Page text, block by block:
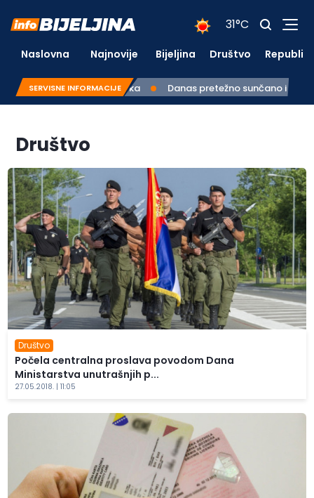
31°C
Naslovna Najnovije Bijeljina Društvo
SERVISNE INFORMACIJE
Društvo
Društvo
Počela centralna proslava povodom Dana
Ministarstva unutrašnjih p...
27.05.2018. | 11:05